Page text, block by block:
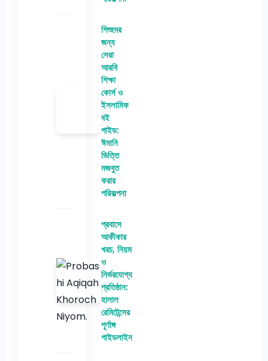
শিশুদের
জন্য
সেরা
আরবি
শিক্ষা
কোর্স ও
ইসলামিক
বই
গাইড:
ঈমানি
ভিত্তি
মজবুত
করার
পরিকল্পনা
প্রবাসে
আকীকার
খরচ, নিয়ম
ও
নির্ভরযোগ্য
প্রতিষ্ঠান:
হালাল
রেমিটেন্সের
পূর্ণাঙ্গ
গাইডলাইন